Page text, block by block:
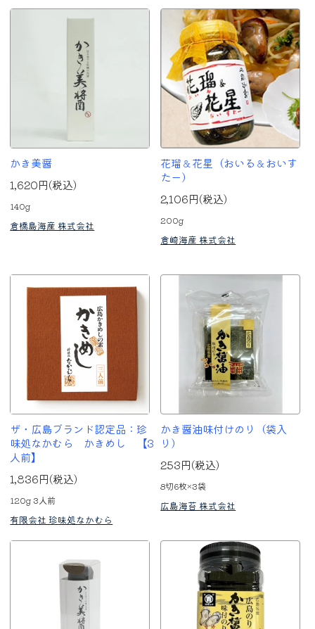
かき美醤
1,620円(税込)
140g
倉橋島海産 株式会社
花瑠＆花星（おいる＆おいす
たー）
2,106円(税込)
200g
倉崎海産 株式会社
ザ・広島ブランド認定品：珍
味処なかむら かきめし 【3
人前】
1,836円(税込)
120g 3人前
有限会社 珍味処なかむら
かき醤油味付けのり（袋入
り）
253円(税込)
8切6枚×3袋
広島海苔 株式会社